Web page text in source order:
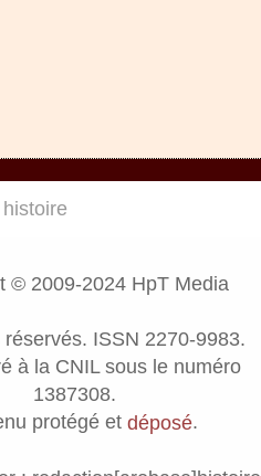
© 2009-2024 HpT Media
réservés. ISSN 2270-9983.
à la CNIL sous le numéro
1387308.
protégé et déposé.